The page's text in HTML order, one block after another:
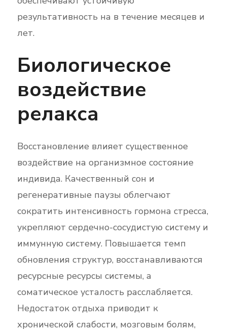
результативность на в течение месяцев и
лет.
Биологическое
воздействие
релакса
Восстановление влияет существенное
воздействие на организмное состояние
индивида. Качественный сон и
регенеративные паузы облегчают
сократить интенсивность гормона стресса,
укрепляют сердечно-сосудистую систему и
иммунную систему. Повышается темп
обновления структур, восстанавливаются
ресурсные ресурсы системы, а
соматическое усталость расслабляется.
Недостаток отдыха приводит к
хронической слабости, мозговым болям,